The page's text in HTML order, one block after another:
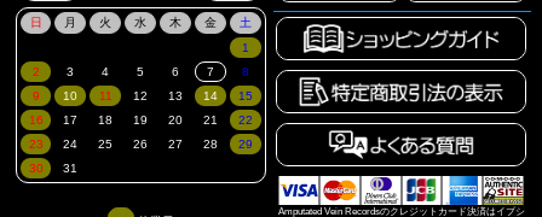
Amputated Vein Recordsのクレジットカード決済はイプシ